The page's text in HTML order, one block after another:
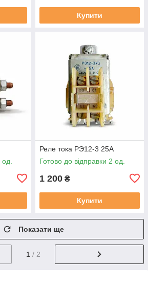
Купити
Реле тока РЭ12-3 25А
Готово до відправки 2 од.
1 200 ₴
Купити
Показати ще
1 / 2